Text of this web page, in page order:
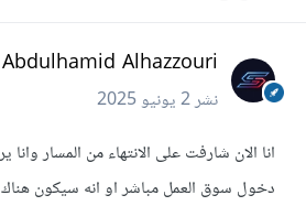
Abdulhamid Alhazzouri
نشر2 يونيو 2025
انا الان شارفت على الانتهاء من المسار
دخول سوق العمل مباشر او انه سيكون